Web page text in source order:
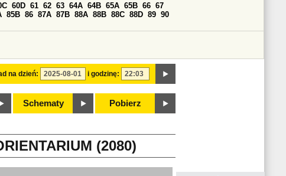
na dzień: i godzinę:
60D 61 62 63 64A 64B 65A 65B 66 67
85B 86 87A 87B 88A 88B 88C 88D 89 90
Schematy Pobierz
(2080)